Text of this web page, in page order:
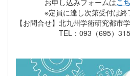
※定員に達し次第受付は終了
【お問合せ】北九州学術研究都市
TEL：093（695）